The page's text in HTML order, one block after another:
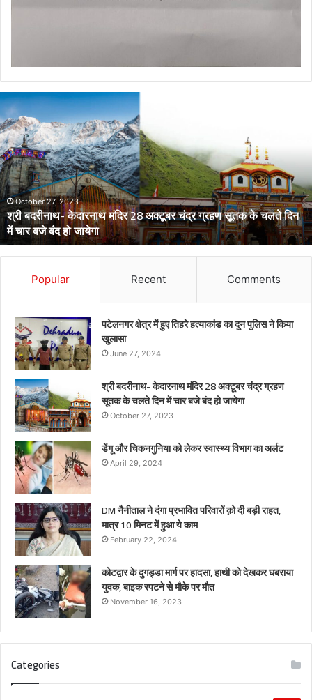
डेंगू
और
चिकनगुनिया
को
लेकर
स्वास्थ्य
विभाग
का
अर्लटApril 29, 2024
डेंगू और चिकनगुनिया को लेकर स्वास्थ्य विभाग का अर्लट
Popular Recent Comments
पटेलनगर क्षेत्र में हुए तिहरे हत्याकांड का दून पुलिस ने किया
खुलासा
June 27, 2024
श्री बदरीनाथ- केदारनाथ मंदिर 28 अक्टूबर चंद्र ग्रहण
सूतक के चलते दिन में चार बजे बंद हो जायेगा
October 27, 2023
डेंगू और चिकनगुनिया को लेकर स्वास्थ्य विभाग का अर्लट
April 29, 2024
DM नैनीताल ने दंगा प्रभावित परिवारों क़ो दी बड़ी राहत,
मात्र 10 मिनट में हुआ ये काम
February 22, 2024
कोटद्वार के दुगड्डा मार्ग पर हादसा, हाथी को देखकर घबराया
युवक, बाइक रपटने से मौके पर मौत
November 16, 2023
Categories